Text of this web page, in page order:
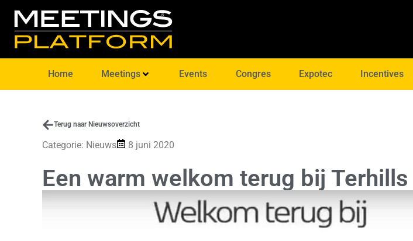
Home Meetings Events Congres Expotec Incentives
Terug naar Nieuwsoverzicht
Categorie: Nieuws 8 juni 2020
Een warm welkom terug bij Terhills